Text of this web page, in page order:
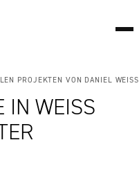
PROJEKTEN VON DANIEL WEISS
WEISS U
R